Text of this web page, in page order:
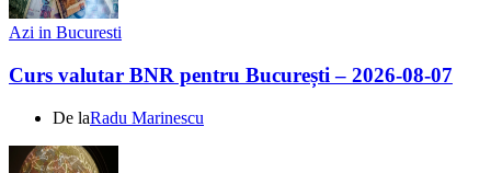
Azi in Bucuresti
Curs valutar BNR pentru București – 2026-08-07
De laRadu Marinescu